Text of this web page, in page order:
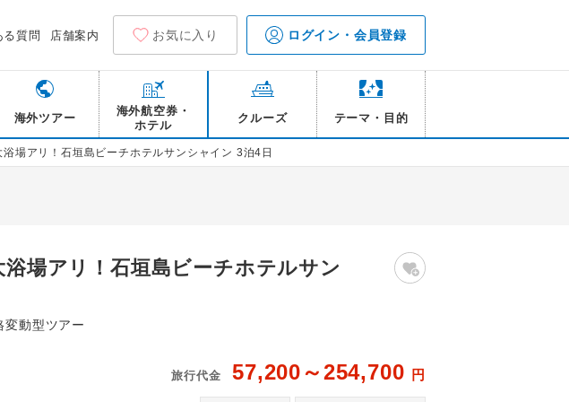
る質問 店舗案内 お気に入り ログイン・会員登録
海外ツアー
海外航空券・
ホテル
クルーズ テーマ・目的
場アリ！石垣島ビーチホテルサンシャイン 3泊4日
場アリ！石垣島ビーチホテルサン
変動型ツアー
旅行代金 57,200～254,700 円